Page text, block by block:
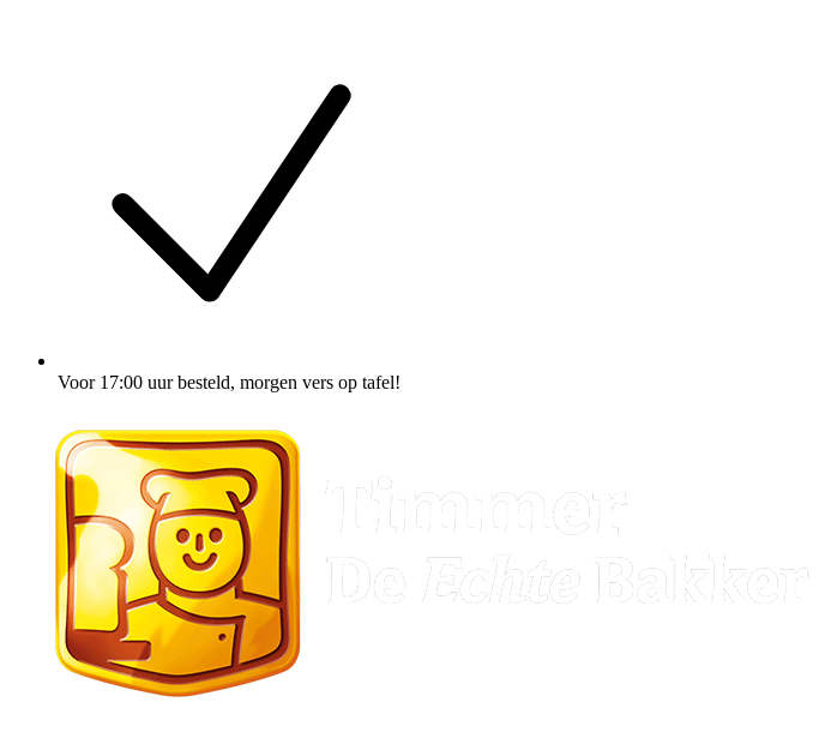
Voor 17:00 uur besteld, morgen vers op tafel!